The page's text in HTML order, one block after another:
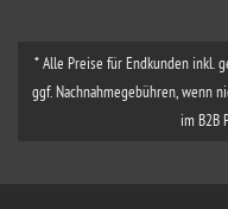
* Alle Preise für Endkunden inkl.
ggf. Nachnahmegebühren, wenn
im B2B